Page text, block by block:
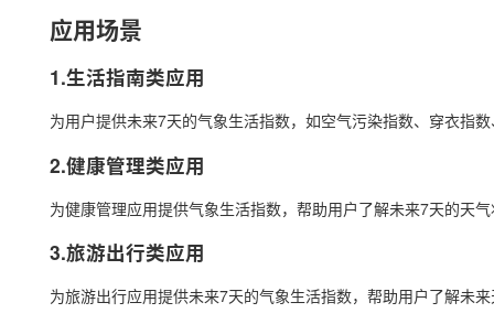
应用场景
1.生活指南类应用
为用户提供未来7天的气象生活指数，如空气污染指数、穿衣指
2.健康管理类应用
为健康管理应用提供气象生活指数，帮助用户了解未来7天的天
3.旅游出行类应用
为旅游出行应用提供未来7天的气象生活指数，帮助用户了解未